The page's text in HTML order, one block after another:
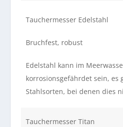
Tauchermesser Edelstahl
Bruchfest, robust
Edelstahl kann im
korrosionsgefährdet sein, es
Stahlsorten, bei denen dies
Tauchermesser Titan